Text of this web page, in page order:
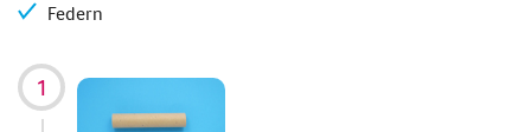
Federn